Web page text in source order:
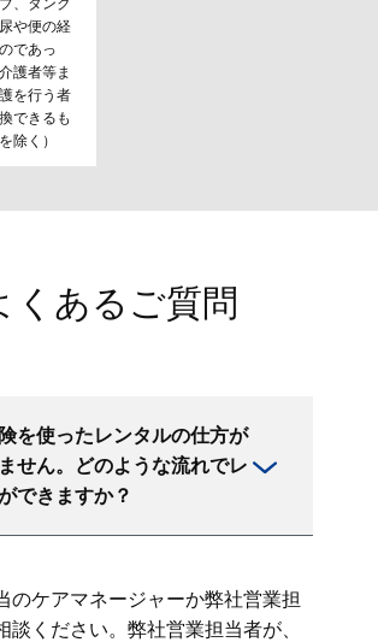
や便の経
であっ
護者等ま
を行う者
できるも
除く）
くあるご質問
を使ったレンタルの仕方が
せん。どのような流れでレ
できますか？
のケアマネージャーか弊社営業担
談ください。弊社営業担当者が、